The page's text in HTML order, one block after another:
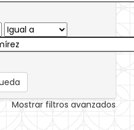
Mostrar filtros avanzados